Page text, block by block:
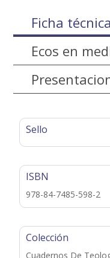
Ficha técnica
Ecos en
Sello
ISBN
978-84-7485-598-2
Colección
Cuadernos De